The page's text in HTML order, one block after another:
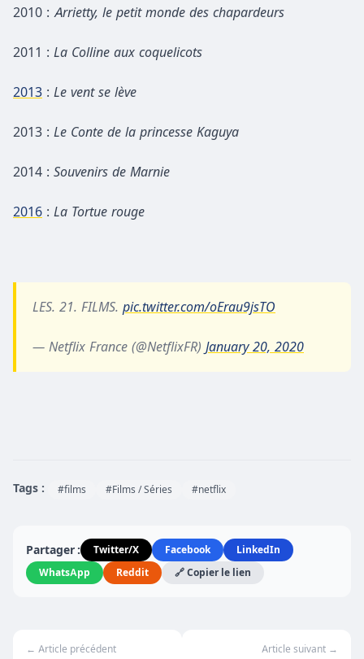
2010 : Arrietty, le petit monde des chapardeurs
2011 : La Colline aux coquelicots
2013 : Le vent se lève
2013 : Le Conte de la princesse Kaguya
2014 : Souvenirs de Marnie
2016 : La Tortue rouge
LES. 21. FILMS. pic.twitter.com/oErau9jsTO
— Netflix France (@NetflixFR) January 20, 2020
Tags : #films #Films / Séries #netflix
Partager : Twitter/X Facebook
LinkedIn
WhatsApp
Reddit 🔗 Copier le lien
← Article précédent Article suivant →